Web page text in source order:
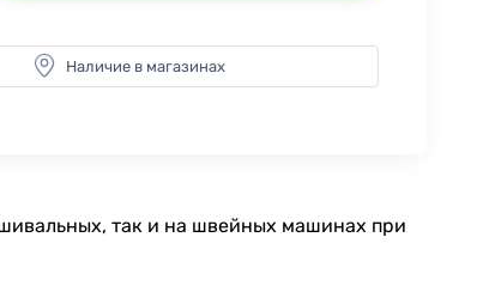
Наличие в магазинах
так и на швейных машинах при